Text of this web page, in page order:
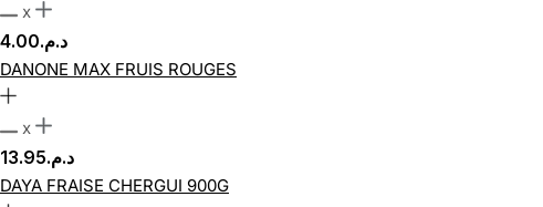
x
د.م.4.00
DANONE MAX FRUIS ROUGES
x
د.م.13.95
DAYA FRAISE CHERGUI 900G